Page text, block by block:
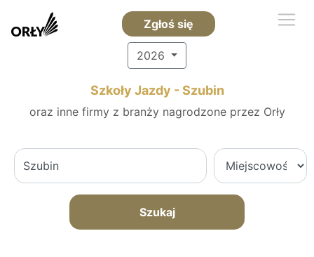
Zgłoś się
2026
Szkoły Jazdy - Szubin
oraz inne firmy z branży nagrodzone przez Orły
Szukaj